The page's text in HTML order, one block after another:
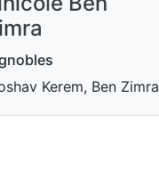
Kerem, Ben Zimra